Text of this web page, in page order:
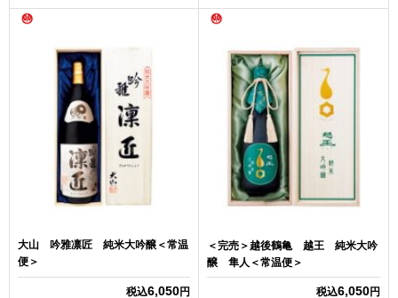
大山 吟雅凛匠 純米大吟醸＜常温
便＞
税込6,050円
＜完売＞越後鶴亀 越王 純米大吟
醸 隼人＜常温便＞
税込6,050円